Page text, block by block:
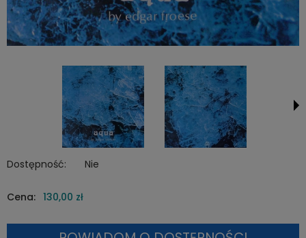
Dostępność: Nie
Cena: 130,00 zł